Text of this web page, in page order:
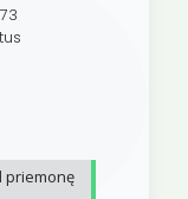
priemonę